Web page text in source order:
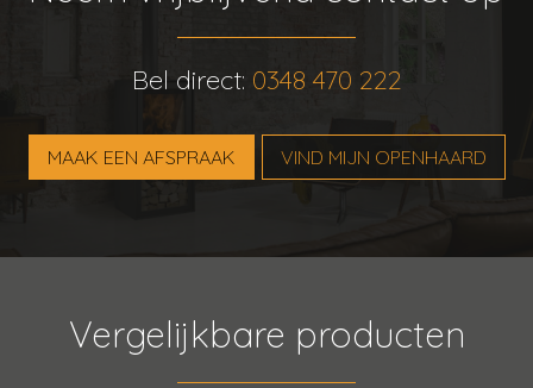
Bel direct: 0348 470 222
MAAK EEN AFSPRAAK VIND MIJN OPENHAARD
Vergelijkbare producten